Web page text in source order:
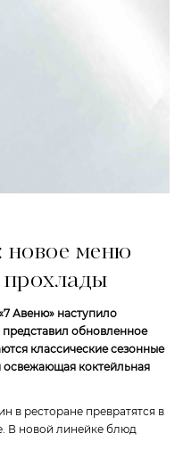
новое меню
прохлады
Авеню» наступило
обновленное
классические сезонные
освежающая коктейльная
в ресторане превратятся в
В новой линейке блюд